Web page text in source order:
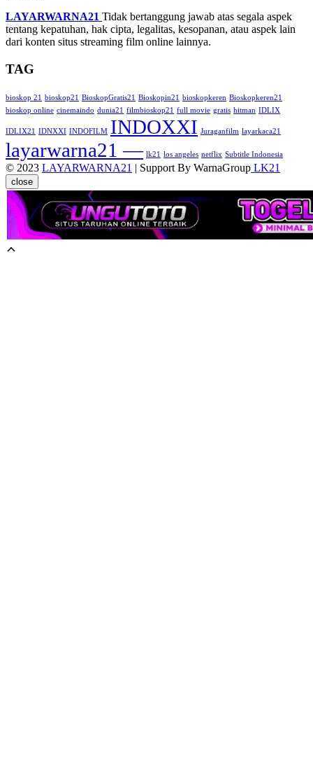
LAYARWARNA21 Tidak bertanggung jawab atas segala aspek
tentang kepatuhan, hak cipta, legalitas, kesopanan, atau aspek lain
dari konten situs streaming film online lainnya.
TAG
bioskop 21 bioskop21 BioskopGratis21 Bioskopin21 bioskopkeren Bioskopkeren21
bioskop online cinemaindo dunia21 filmbioskop21 full movie gratis hitman IDLIX
IDLIX21 IDNXXI INDOFILM INDOXXI Juraganfilm layarkaca21
layarwarna21 — lk21 los angeles netflix Subtitle Indonesia
© 2023 LAYARWARNA21 | Support By WarnaGroup LK21
close